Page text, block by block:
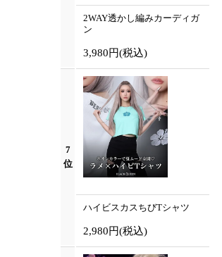
2WAY透かし編みカーディガ
ン
3,980円(税込)
7
位
ハイビスカスちびTシャツ
2,980円(税込)